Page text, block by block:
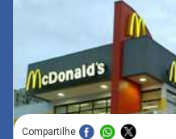
Compartilhe